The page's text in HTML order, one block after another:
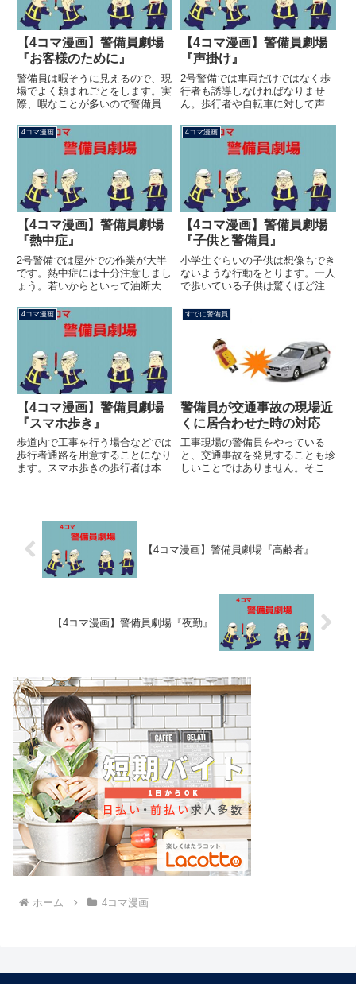
【4コマ漫画】警備員劇場
『お客様のために』
警備員は暇そうに見えるので、現
場でよく頼まれごとをします。実
際、暇なことが多いので警備員も
ます。また、少しでも手伝うこと
で早く帰れるならという意識がは
たらいてしまうことが多いのでし
ょう。警備員の作業範囲という
の...
【4コマ漫画】警備員劇場
『声掛け』
2号警備では車両だけではなく歩
行者も誘導しなければなりませ
ん。歩行者や自転車に対して声掛
ない様な小さな声では意味があり
ませんので、注意を喚起するよう
に大きな声で声掛けします。とは
いえ限度がありますので周りの状
況...
4コマ漫画
【4コマ漫画】警備員劇場
『熱中症』
2号警備では屋外での作業が大半
です。熱中症には十分注意しまし
ょう。若いからといって油断大敵
ど大丈夫だと思って無理をしてし
まい、重症となるケースもよくあ
ります。熱中症になる原因は、寝
不足と前日の深酒が大きく影響
す...
4コマ漫画
【4コマ漫画】警備員劇場
『子供と警備員』
小学生ぐらいの子供は想像もでき
ないような行動をとります。一人
で歩いている子供は驚くほど注意
になった途端に注意力がなくなり
識では図りきれない動きです。警
備員にとっては要注意となる生
4コマ漫画
【4コマ漫画】警備員劇場
『スマホ歩き』
歩道内で工事を行う場合などでは
歩行者通路を用意することになり
ます。スマホ歩きの歩行者は本当
きの歩行者は全盲者より危険で
す。全盲者の方は声がけをすると
止ま...
すでに警備員
警備員が交通事故の現場近
くに居合わせた時の対応
工事現場の警備員をやっている
と、交通事故を発見することも珍
しいことではありません。そこで
が必...
【4コマ漫画】警備員劇場『高齢者』
【4コマ漫画】警備員劇場『夜勤』
ホーム 4コマ漫画